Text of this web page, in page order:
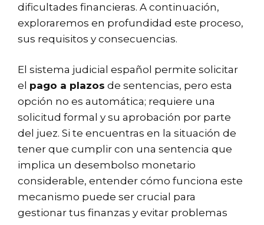
dificultades financieras. A continuación,
exploraremos en profundidad este proceso,
sus requisitos y consecuencias.
El sistema judicial español permite solicitar
el pago a plazos de sentencias, pero esta
opción no es automática; requiere una
solicitud formal y su aprobación por parte
del juez. Si te encuentras en la situación de
tener que cumplir con una sentencia que
implica un desembolso monetario
considerable, entender cómo funciona este
mecanismo puede ser crucial para
gestionar tus finanzas y evitar problemas